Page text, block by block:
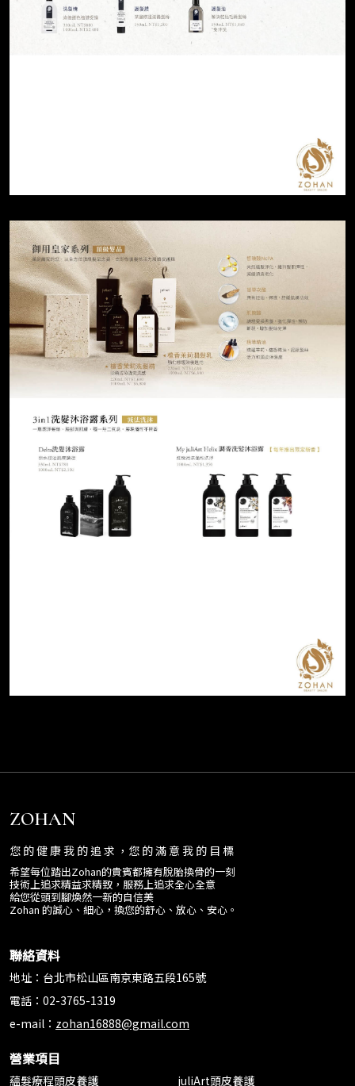
ZOHAN
您 的 健 康 我 的 追 求 ，您 的 滿 意 我 的 目 標
希望每位踏出Zohan的貴賓都擁有脫胎換骨的一刻
技術上追求精益求精致，服務上追求全心全意
給您從頭到腳煥然一新的自信美
Zohan 的誠心、細心，換您的舒心、放心、安心。
聯絡資料
地址：台北市松山區南京東路五段165號
電話：02-3765-1319
e-mail： zohan16888@gmail.com
營業項目
蘊髮療程頭皮養護 juliArt頭皮養護